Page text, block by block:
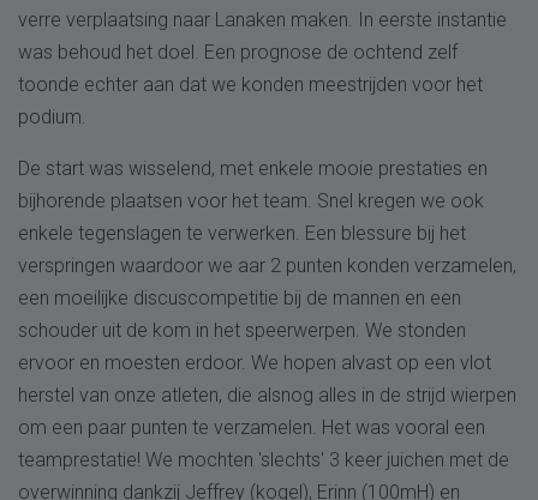
verre verplaatsing naar Lanaken maken. In eerste instantie
was behoud het doel. Een prognose de ochtend zelf
toonde echter aan dat we konden meestrijden voor het
podium.
De start was wisselend, met enkele mooie prestaties en
bijhorende plaatsen voor het team. Snel kregen we ook
enkele tegenslagen te verwerken. Een blessure bij het
verspringen waardoor we aar 2 punten konden verzamelen,
een moeilijke discuscompetitie bij de mannen en een
schouder uit de kom in het speerwerpen. We stonden
ervoor en moesten erdoor. We hopen alvast op een vlot
herstel van onze atleten, die alsnog alles in de strijd wierpen
om een paar punten te verzamelen. Het was vooral een
teamprestatie! We mochten 'slechts' 3 keer juichen met de
overwinning dankzij Jeffrey (kogel), Erinn (100mH) en